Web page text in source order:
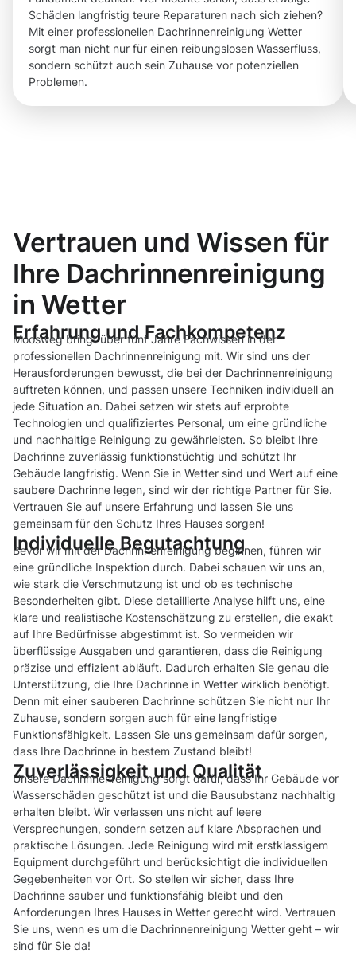
Schäden langfristig teure Reparaturen nach sich ziehen?
Mit einer professionellen Dachrinnenreinigung Wetter
sorgt man nicht nur für einen reibungslosen Wasserfluss,
sondern schützt auch sein Zuhause vor potenziellen
Problemen.
Vertrauen und Wissen für
Ihre Dachrinnenreinigung
in Wetter
Erfahrung und Fachkompetenz
Moosweg bringt über fünf Jahre Fachwissen in der
professionellen Dachrinnenreinigung mit. Wir sind uns der
Herausforderungen bewusst, die bei der Dachrinnenreinigung
auftreten können, und passen unsere Techniken individuell an
jede Situation an. Dabei setzen wir stets auf erprobte
Technologien und qualifiziertes Personal, um eine gründliche
und nachhaltige Reinigung zu gewährleisten. So bleibt Ihre
Dachrinne zuverlässig funktionstüchtig und schützt Ihr
Gebäude langfristig. Wenn Sie in Wetter sind und Wert auf eine
saubere Dachrinne legen, sind wir der richtige Partner für Sie.
Vertrauen Sie auf unsere Erfahrung und lassen Sie uns
gemeinsam für den Schutz Ihres Hauses sorgen!
Individuelle Begutachtung
Bevor wir mit der Dachrinnenreinigung beginnen, führen wir
eine gründliche Inspektion durch. Dabei schauen wir uns an,
wie stark die Verschmutzung ist und ob es technische
Besonderheiten gibt. Diese detaillierte Analyse hilft uns, eine
klare und realistische Kostenschätzung zu erstellen, die exakt
auf Ihre Bedürfnisse abgestimmt ist. So vermeiden wir
überflüssige Ausgaben und garantieren, dass die Reinigung
präzise und effizient abläuft. Dadurch erhalten Sie genau die
Unterstützung, die Ihre Dachrinne in Wetter wirklich benötigt.
Denn mit einer sauberen Dachrinne schützen Sie nicht nur Ihr
Zuhause, sondern sorgen auch für eine langfristige
Funktionsfähigkeit. Lassen Sie uns gemeinsam dafür sorgen,
dass Ihre Dachrinne in bestem Zustand bleibt!
Zuverlässigkeit und Qualität
Unsere Dachrinnenreinigung sorgt dafür, dass Ihr Gebäude vor
Wasserschäden geschützt ist und die Bausubstanz nachhaltig
erhalten bleibt. Wir verlassen uns nicht auf leere
Versprechungen, sondern setzen auf klare Absprachen und
praktische Lösungen. Jede Reinigung wird mit erstklassigem
Equipment durchgeführt und berücksichtigt die individuellen
Gegebenheiten vor Ort. So stellen wir sicher, dass Ihre
Dachrinne sauber und funktionsfähig bleibt und den
Anforderungen Ihres Hauses in Wetter gerecht wird. Vertrauen
Sie uns, wenn es um die Dachrinnenreinigung Wetter geht – wir
sind für Sie da!